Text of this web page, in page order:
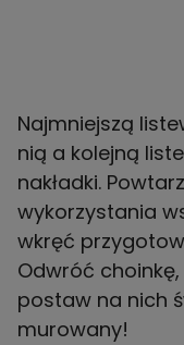
Najmniejszą
nią a kolejną
nakładki.
wykorzystania
wkręć
Odwróć
postaw na nich
murowany!